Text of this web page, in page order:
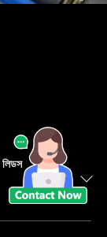
লিডস